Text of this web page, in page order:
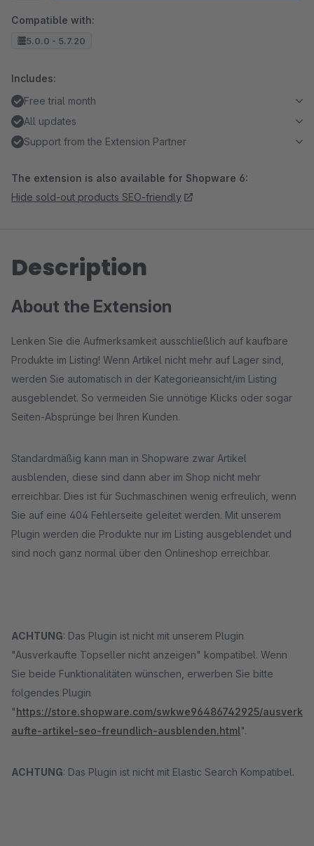
Compatible with:
5.0.0 - 5.7.20
Includes:
Free trial month
All updates
Support from the Extension Partner
The extension is also available for Shopware 6:
Hide sold-out products SEO-friendly
Description
About the Extension
Lenken Sie die Aufmerksamkeit ausschließlich auf kaufbare
Produkte im Listing! Wenn Artikel nicht mehr auf Lager sind,
werden Sie automatisch in der Kategorieansicht/im Listing
ausgeblendet. So vermeiden Sie unnötige Klicks oder sogar
Seiten-Absprünge bei Ihren Kunden.
Standardmäßig kann man in Shopware zwar Artikel
ausblenden, diese sind dann aber im Shop nicht mehr
erreichbar. Dies ist für Suchmaschinen wenig erfreulich, wenn
Sie auf eine 404 Fehlerseite geleitet werden. Mit unserem
Plugin werden die Produkte nur im Listing ausgeblendet und
sind noch ganz normal über den Onlineshop erreichbar.
ACHTUNG: Das Plugin ist nicht mit unserem Plugin
"Ausverkaufte Topseller nicht anzeigen" kompatibel. Wenn
Sie beide Funktionalitäten wünschen, erwerben Sie bitte
folgendes Plugin
"https://store.shopware.com/swkwe96486742925/ausverk
aufte-artikel-seo-freundlich-ausblenden.html".
ACHTUNG: Das Plugin ist nicht mit Elastic Search Kompatibel.